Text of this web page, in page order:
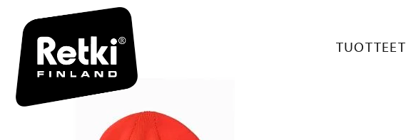
TUOTTEET
R7176_001